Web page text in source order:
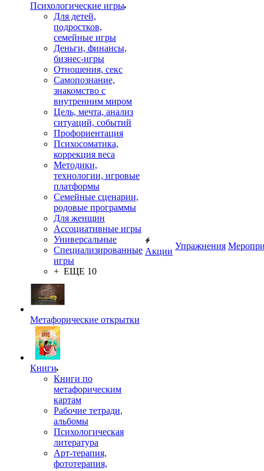
Психологические игры
Для детей,
подростков,
семейные игры
Деньги, финансы,
бизнес-игры
Отношения, секс
Самопознание,
знакомство с
внутренним миром
Цель, мечта, анализ
ситуаций, событий
Профориентация
Психосоматика,
коррекция веса
Методики,
технологии, игровые
платформы
Семейные сценарии,
родовые программы
Для женщин
Ассоциативные игры
Универсальные
Специализированные
игры
+ ЕЩЕ 10
Метафорические открытки
Книги
Книги по
метафорическим
картам
Рабочие тетради,
альбомы
Психологическая
литература
Арт-терапия,
фототерапия,
Акции
Упражнения